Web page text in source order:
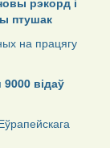
птушак
на працягу
відаў